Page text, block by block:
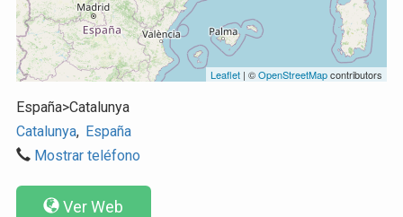
Leaflet | ©OpenStreetMapcontributors
España>Catalunya
Catalunya, España
Mostrar teléfono
Ver Web